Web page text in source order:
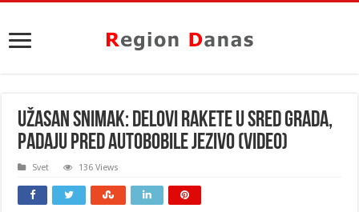
UŽASAN SNIMAK: Delovi rakete u sred grada,
padaju pred autobobile JEZIVO (VIDEO)
Svet 136 Views